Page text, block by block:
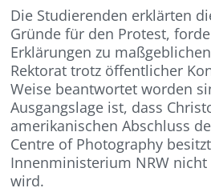
Die Studierenden erklärten
Gründe für den Protest,
Erklärungen zu
Rektorat trotz öffentlicher
Weise beantwortet worden
Ausgangslage ist, dass
amerikanischen Abschluss
Centre of Photography
Innenministerium NRW
wird.